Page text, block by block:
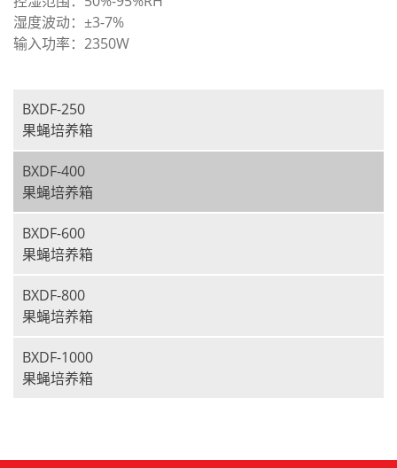
湿度波动：±3-7%
输入功率：2350W
BXDF-250
果蝇培养箱
BXDF-400
果蝇培养箱
BXDF-600
果蝇培养箱
BXDF-800
果蝇培养箱
BXDF-1000
果蝇培养箱